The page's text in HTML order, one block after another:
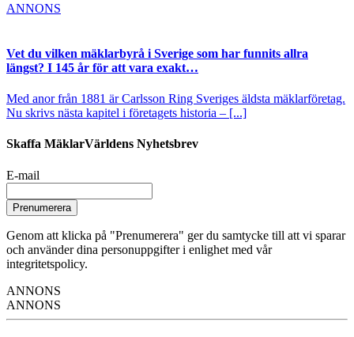
ANNONS
Vet du vilken mäklarbyrå i Sverige som har funnits allra
längst? I 145 år för att vara exakt…
Med anor från 1881 är Carlsson Ring Sveriges äldsta mäklarföretag.
Nu skrivs nästa kapitel i företagets historia – [...]
Skaffa MäklarVärldens Nyhetsbrev
E-mail
Prenumerera
Genom att klicka på "Prenumerera" ger du samtycke till att vi sparar
och använder dina personuppgifter i enlighet med vår
integritetspolicy.
ANNONS
ANNONS